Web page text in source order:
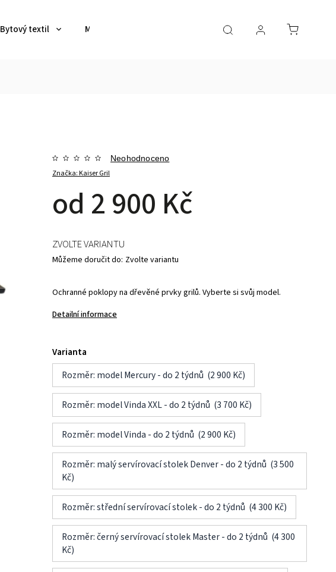
Bytový textil Merch Inspirace Obchodní
Značka:Kaiser Gril
Neohodnoceno
od 2 900 Kč
Ochranné poklopy na dřevěné prvky grilů. Vyberte si svůj model.
Detailní informace
Varianta
Rozměr: model Mercury - do 2 týdnů (2 900 Kč)
Rozměr: model Vinda XXL - do 2 týdnů (3 700 Kč)
Rozměr: model Vinda - do 2 týdnů (2 900 Kč)
Rozměr: malý servírovací stolek Denver - do 2 týdnů (3 500
Kč)
Rozměr: střední servírovací stolek - do 2 týdnů (4 300 Kč)
Rozměr: černý servírovací stolek Master - do 2 týdnů (4 300
Kč)
ZVOLTE VARIANTU
Můžeme doručit do: Zvolte variantu